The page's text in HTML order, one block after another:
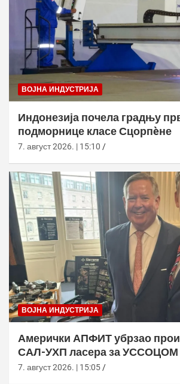
ВОЈНА ИНДУСТРИЈА
Индонезија почела градњу
подморнице класе Сцорпèне
7. август 2026. | 15:10
ВОЈНА ИНДУСТРИЈА
Амерички АПФИТ убрзао
САЛ-УХП ласера за УССОЦОМ
7. август 2026. | 15:05